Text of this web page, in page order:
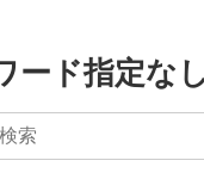
ード指定な